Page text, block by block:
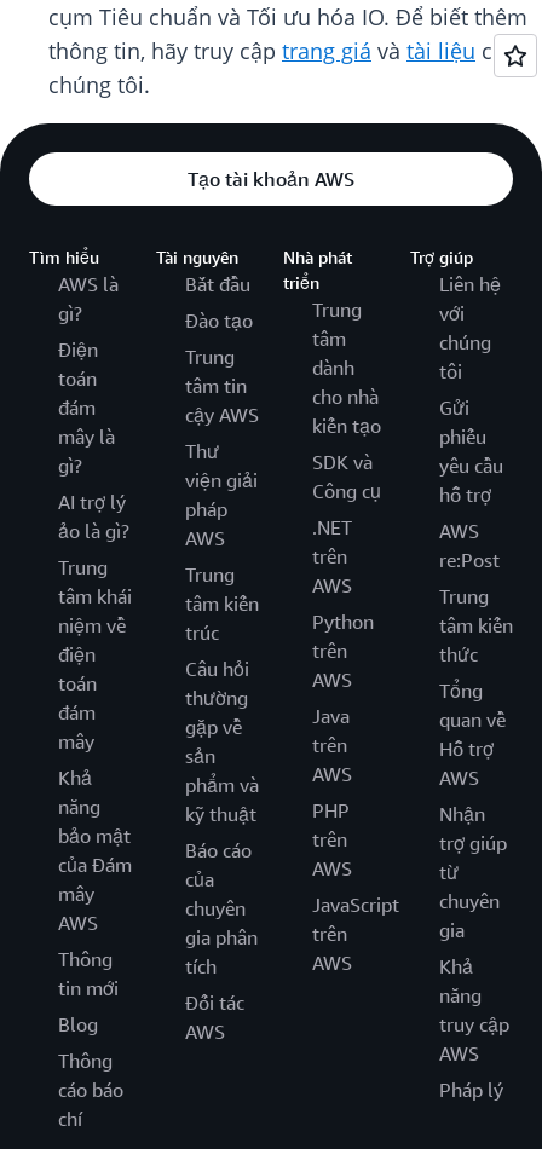
cụm Tiêu chuẩn và Tối ưu hóa IO. Để biết thêm
thông tin, hãy truy cập trang giá và tài liệu của
chúng tôi.
Tạo tài khoản AWS
Tìm hiểu
AWS là
gì?
Điện
toán
đám
mây là
gì?
AI trợ lý
ảo là gì?
Trung
tâm khái
niệm về
điện
toán
đám
mây
Khả
năng
bảo mật
của Đám
mây
AWS
Thông
tin mới
Blog
Thông
cáo báo
chí
Tài nguyên
Bắt đầu
Đào tạo
Trung
tâm tin
cậy AWS
Thư
viện giải
pháp
AWS
Trung
tâm kiến
trúc
Câu hỏi
thường
gặp về
sản
phẩm và
kỹ thuật
Báo cáo
của
chuyên
gia phân
tích
Đối tác
AWS
Nhà phát
triển
Trung
tâm
dành
cho nhà
kiến tạo
SDK và
Công cụ
.NET
trên
AWS
Python
trên
AWS
Java
trên
AWS
PHP
trên
AWS
JavaScript
trên
AWS
Trợ giúp
Liên hệ
với
chúng
tôi
Gửi
phiếu
yêu cầu
hỗ trợ
AWS
re:Post
Trung
tâm kiến
thức
Tổng
quan về
Hỗ trợ
AWS
Nhận
trợ giúp
từ
chuyên
gia
Khả
năng
truy cập
AWS
Pháp lý